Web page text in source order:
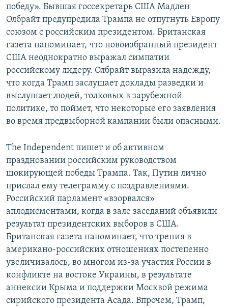
победу». Бывшая госсекретарь США Мадлен
Олбрайт предупредила Трампа не отпугнуть Европу
союзом с российским президентом. Британская
газета напоминает, что новоизбранный президент
США неоднократно выражал симпатии
российскому лидеру. Олбрайт выразила надежду,
что когда Трамп заслушает доклады разведки и
выслушает людей, толковых в зарубежной
политике, то поймет, что некоторые его заявления
во время предвыборной кампании были опасными.
The Independent пишет и об активном
праздновании российским руководством
шокирующей победы Трампа. Так, Путин лично
прислал ему телеграмму с поздравлениями.
Российский парламент «взорвался»
аплодисментами, когда в зале заседаний объявили
результат президентских выборов в США.
Британская газета напоминает, что трения в
американо-российских отношениях постепенно
увеличивалось, во многом из-за участия России в
конфликте на востоке Украины, в результате
аннексии Крыма и поддержки Москвой режима
сирийского президента Асада. Впрочем, Трамп,